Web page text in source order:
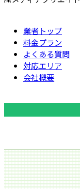
業者トップ
料金プラン
よくある質問
対応エリア
会社概要